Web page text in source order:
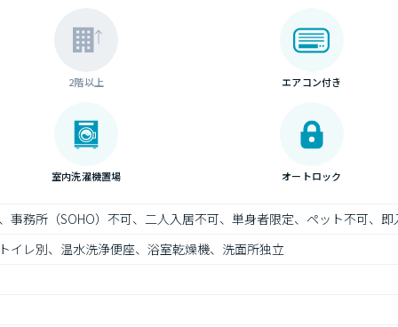
2階以上 エアコン付き
室内洗濯機置場 オートロック
事務所（SOHO）不可、二人入居不可、単身者限定、ペット不可、即
イレ別、温水洗浄便座、浴室乾燥機、洗面所独立